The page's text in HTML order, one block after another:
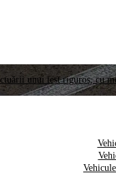
unui test riguros, cu